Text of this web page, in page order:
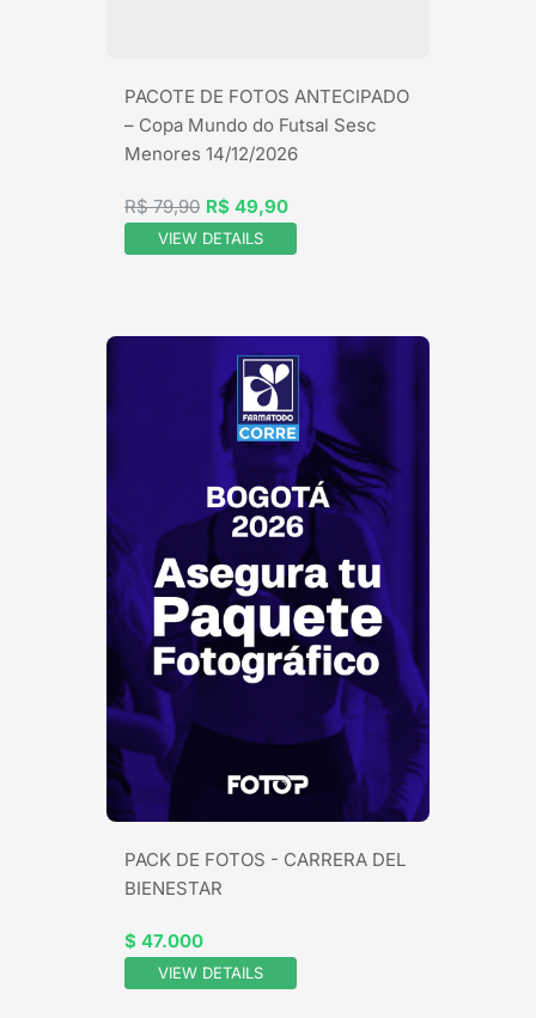
PACOTE DE FOTOS ANTECIPADO
– Copa Mundo do Futsal Sesc
Menores 14/12/2026
R$ 79,90 R$ 49,90
VIEW DETAILS
PACK DE FOTOS - CARRERA DEL
BIENESTAR
$ 47.000
VIEW DETAILS